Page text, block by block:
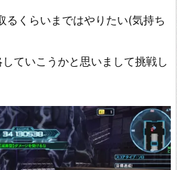
るくらいまではやりたい(気持ち
ていこうかと思いまして挑戦し